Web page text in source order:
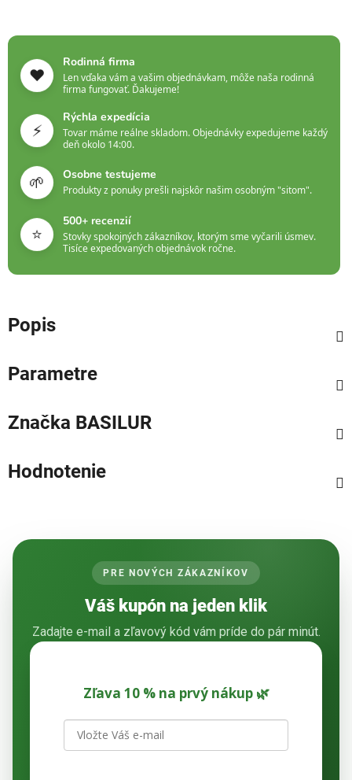
❤️
Rodinná firma
Len vďaka vám a vašim objednávkam, môže naša rodinná
firma fungovať. Ďakujeme!
⚡
Rýchla expedícia
Tovar máme reálne skladom. Objednávky expedujeme každý
deň okolo 14:00.
🌱 Osobne testujeme
Produkty z ponuky prešli najskôr našim osobným "sitom".
⭐
500+ recenzií
Stovky spokojných zákazníkov, ktorým sme vyčarili úsmev.
Tisíce expedovaných objednávok ročne.
Popis
Parametre
Značka BASILUR
Hodnotenie
PRE NOVÝCH ZÁKAZNÍKOV
Váš kupón na jeden klik
Zadajte e-mail a zľavový kód vám príde do pár minút.
Zľava 10 % na prvý nákup 🌿